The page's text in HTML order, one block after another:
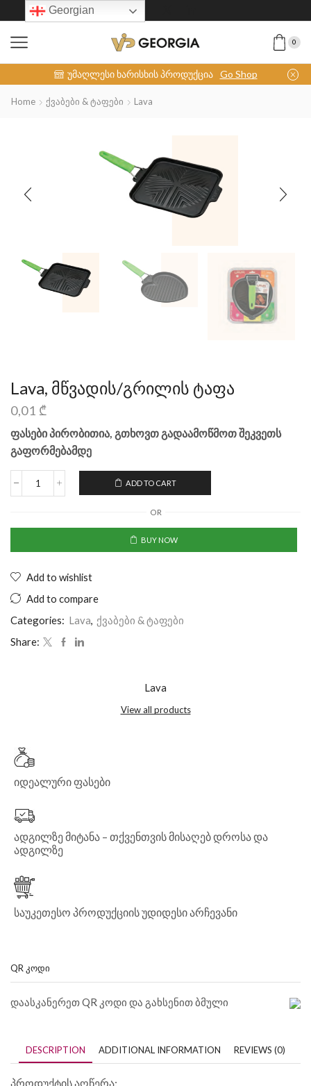
0
უმაღლესი ხარისხის პროდუქცია Go Shop
Home Ქვაბები & Ტაფები Lava
Lava, მწვადის/გრილის ტაფა
0,01 ₾
ფასები პირობითია, გთხოვთ გადაამოწმოთ შეკვეთს
გაფორმებამდე
ADD TO CART
OR
BUY NOW
Add to wishlist
Add to compare
Categories: Lava, ქვაბები & ტაფები
Share:
Lava
View all products
იდეალური ფასები
ადგილზე მიტანა – თქვენთვის მისაღებ დროსა და
ადგილზე
საუკეთესო პროდუქციის უდიდესი არჩევანი
QR ᲙᲝᲓᲘ
დაასკანერეთ QR კოდი და გახსენით ბმული
DESCRIPTION ADDITIONAL INFORMATION REVIEWS (0)
პროდუქტის აღწერა:
Georgian